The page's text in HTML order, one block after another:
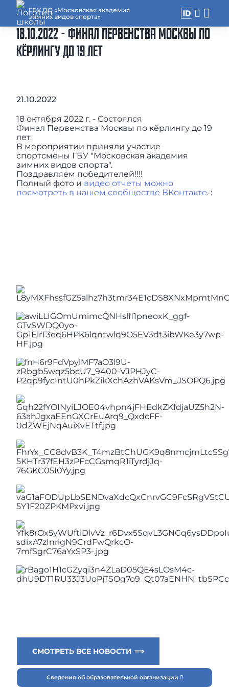
ГБУ ДО «Московская академия
зимних видов спорта»
18.10.2022 - ФИНАЛ ПЕРВЕНСТВА МОСКВЫ ПО
КЁРЛИНГУ ДО 19 ЛЕТ
21.10.2022
18 октября 2022 г. - Состоялся
Финал Первенства Москвы по кёрлингу до 19
лет.
В мероприятии приняли участие
спортсмены ГБУ "Московская академия
зимних видов спорта".
Поздравляем победителей!!!!
Полный фото и видео отчеты можно
посмотреть в нашем сообществе ВКонтакте. :
СМОТРЕТЬ ВСЕ НОВОСТИ ⟹
Сведения об образовательной организации